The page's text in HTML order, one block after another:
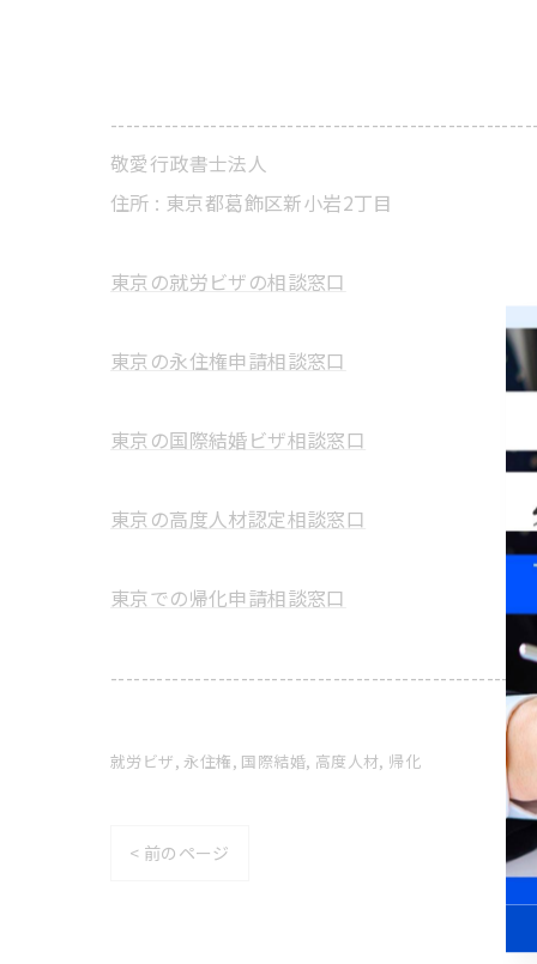
敬愛行政書士法人
住所 : 東京都葛飾区新小岩2丁目
東京の就労ビザの相談窓口
東京の永住権申請相談窓口
東京の国際結婚ビザ相談窓口
東京の高度人材認定相談窓口
東京での帰化申請相談窓口
就労ビザ 永住権 国際結婚 高度人材 帰化
< 前のページ